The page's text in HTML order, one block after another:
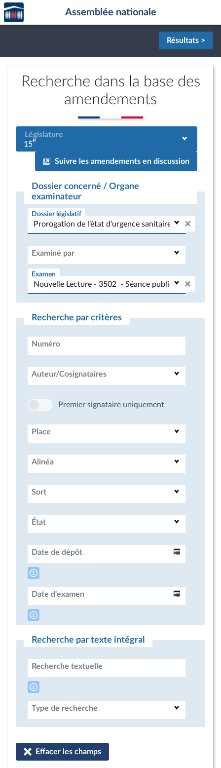
Aller au contenu
Aller en bas de la page
Accèder
à la
page
Assemblée nationale
Résultats >
Recherche dans la base des
amendements
Législature
15e
Suivre les amendements en discussion
Dossier concerné / Organe
examinateur
Dossier législatif
Examiné par
Examen
Recherche par critères
Numéro
Auteur/Cosignataires
Premier signataire uniquement
Place
Alinéa
Sort
État
Date de dépôt
Date d'examen
Recherche par texte intégral
Recherche textuelle
Type de recherche
Effacer les champs